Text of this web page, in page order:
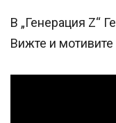
В „Генерация Z“
Вижте и